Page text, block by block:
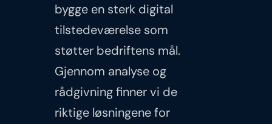
bygge en sterk digital
tilstedeværelse som
støtter bedriftens mål.
Gjennom analyse og
rådgivning finner vi de
riktige løsningene for